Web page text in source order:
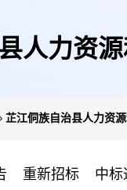
人力资
芷江侗族自治县人力资
重新招标 中标